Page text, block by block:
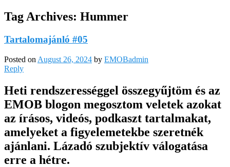
Tag Archives: Hummer
Tartalomajánló #05
Posted on August 26, 2024 by EMOBadmin
Reply
Heti rendszerességgel összegyűjtöm és az
EMOB blogon megosztom veletek azokat
az írásos, videós, podkaszt tartalmakat,
amelyeket a figyelemetekbe szeretnék
ajánlani. Lázadó szubjektív válogatása
erre a hétre.